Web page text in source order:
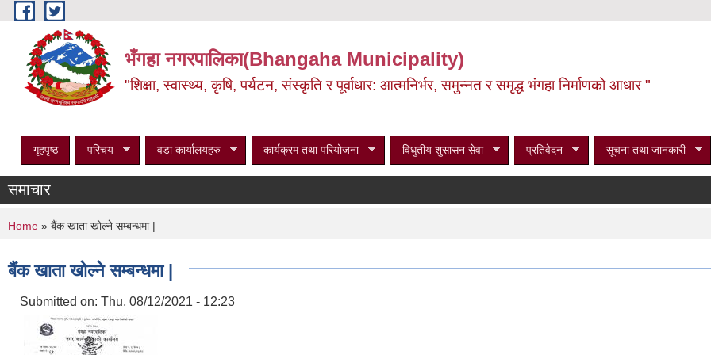
Skip to main content
भँगहा नगरपालिका(Bhangaha Municipality)
"शिक्षा, स्वास्थ्य, कृषि, पर्यटन, संस्कृति र पूर्वाधार: आत्मनिर्भर, समुन्नत र समृद्ध भंगहा निर्माणको आधार "
गृहपृष्ठ परिचय वडा कार्यालयहरु कार्यक्रम तथा परियोजना विधुतीय शुसासन सेवा प्रतिवेदन सूचना तथा जानकारी
समाचार
You are here
Home » बैंक खाता खोल्ने सम्बन्धमा |
बैंक खाता खोल्ने सम्बन्धमा |
Submitted on: Thu, 08/12/2021 - 12:23